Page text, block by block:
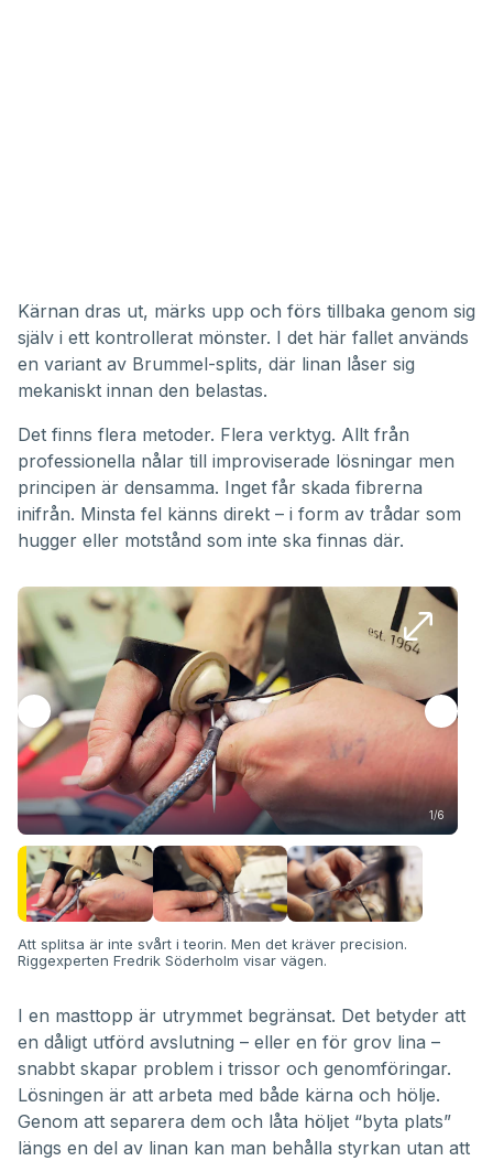
Kärnan dras ut, märks upp och förs tillbaka genom sig
själv i ett kontrollerat mönster. I det här fallet används
en variant av Brummel-splits, där linan låser sig
mekaniskt innan den belastas.
Det finns flera metoder. Flera verktyg. Allt från
professionella nålar till improviserade lösningar men
principen är densamma. Inget får skada fibrerna
inifrån. Minsta fel känns direkt – i form av trådar som
hugger eller motstånd som inte ska finnas där.
1/6
Att splitsa är inte svårt i teorin. Men det kräver precision.
Riggexperten Fredrik Söderholm visar vägen.
I en masttopp är utrymmet begränsat. Det betyder att
en dåligt utförd avslutning – eller en för grov lina –
snabbt skapar problem i trissor och genomföringar.
Lösningen är att arbeta med både kärna och hölje.
Genom att separera dem och låta höljet “byta plats”
längs en del av linan kan man behålla styrkan utan att